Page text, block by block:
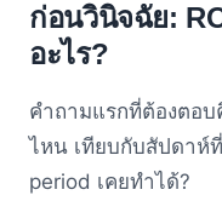
ก่อนวินิจฉัย:
อะไร?
คำถามแรกที่ต้องตอบ
ไหน เทียบกับสัปดาห์
period เคยทำได้?